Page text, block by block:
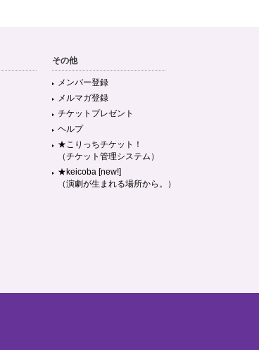
その他
メンバー登録
メルマガ登録
チケットプレゼント
ヘルプ
★こりっちチケット！
（チケット管理システム）
★keicoba [new!]
（演劇が生まれる場所から。）